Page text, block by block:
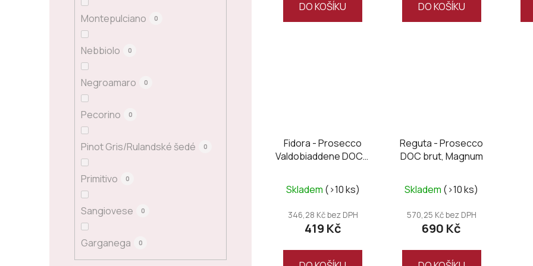
Montepulciano 0
Nebbiolo 0
Negroamaro 0
Pecorino 0
Pinot Gris/Rulandské šedé 0
Primitivo 0
Sangiovese 0
Garganega 0
DO KOŠÍKU DO KOŠÍKU
Fidora - Prosecco
Valdobiaddene DOCG
Skladem (>10 ks)
346,28 Kč bez DPH
419 Kč
Reguta - Prosecco
DOC brut, Magnum
Skladem (>10 ks)
570,25 Kč bez DPH
690 Kč